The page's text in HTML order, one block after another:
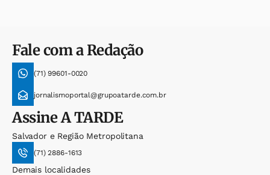
Fale com a Redação
(71) 99601-0020
jornalismoportal@grupoatarde.com.br
AssineA TARDE
Salvador e Região Metropolitana
(71) 2886-1613
Demais localidades